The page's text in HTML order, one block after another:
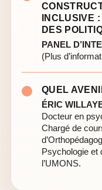
INCLUSIVE
DES
PANEL
(Plus
QUEL
ÉRIC
Docteur en
Chargé de
Psychologie et
l’UMONS.